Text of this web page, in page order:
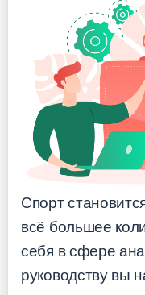
Спорт
всё большее
себя в сфере
руководству вы